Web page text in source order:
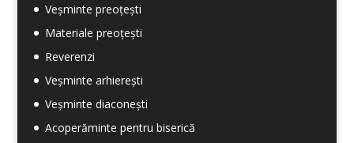
Veșminte preoțești
Materiale preoțești
Reverenzi
Veșminte arhierești
Veșminte diaconești
Acoperăminte pentru biserică